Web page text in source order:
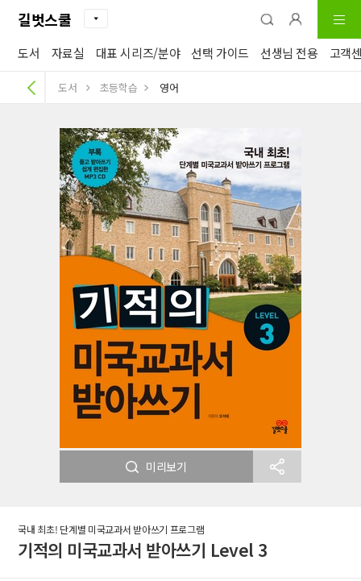
길벗스쿨
도서 자료실 대표 시리즈/분야 선택 가이드 선생님 전용 고객
도서 초등학습 영어
미리보기
국내 최초! 단계별 미국교과서 받아쓰기 프로그램
기적의 미국교과서 받아쓰기 Level 3